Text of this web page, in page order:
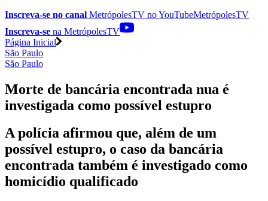
Inscreva-se no canal MetrópolesTV noYouTubeMetrópolesTV
Inscreva-se na MetrópolesTV
Página Inicial
São Paulo
São Paulo
Morte de bancária encontrada nua é
investigada como possível estupro
A polícia afirmou que, além de um
possível estupro, o caso da bancária
encontrada também é investigado como
homicídio qualificado